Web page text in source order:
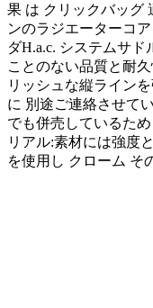
果 は クリックバッグ
ンのラジエーターコ
ダH.a.c. システムサ
ことのない品質と耐
リッシュな縦ライン
に 別途ご連絡させて
でも併売しているた
リアル:素材には強度
を使用し クローム そ